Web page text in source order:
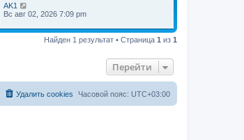
AK1
Вс авг 02, 2026 7:09 pm
Найден 1 результат • Страница 1 из 1
Перейти
Часовой пояс: UTC+03:00
Удалить cookies